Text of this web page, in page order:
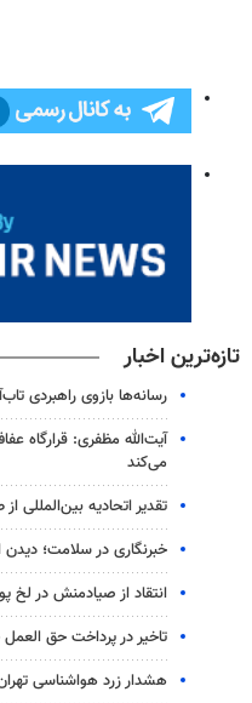
تازه‌ترین اخبار
رسانه‌ها بازوی راهبردی
آیت‌الله مظفری: قرارگاه
می‌کند
تقدیر اتحادیه بین‌المللی
خبرنگاری در سلامت؛
انتقاد از صیادمنش در لخ
تاخیر در پرداخت حق
هشدار زرد هواشناسی